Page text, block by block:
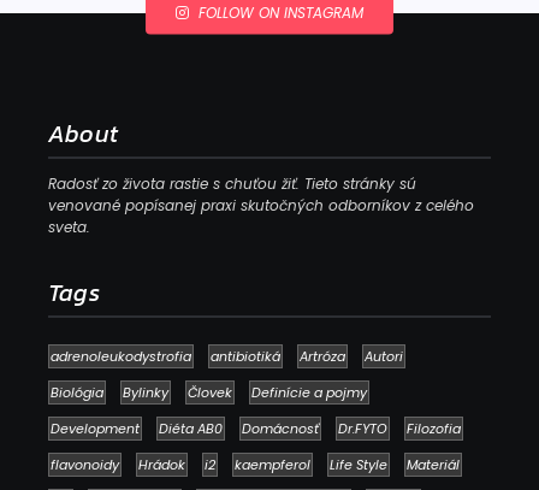
FOLLOW ON INSTAGRAM
About
Radosť zo života rastie s chuťou žiť. Tieto stránky sú
venované popísanej praxi skutočných odborníkov z celého
sveta.
Tags
adrenoleukodystrofia antibiotiká Artróza
Autori
Biológia
Bylinky Človek
Definície a pojmy
Development
Diéta AB0 Domácnosť Dr.FYTO
Filozofia
flavonoidy
Hrádok i2 kaempferol Life Style
Materiál